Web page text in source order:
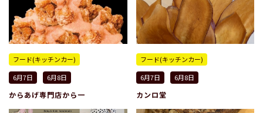
フード(キッチンカー)
6月7日
6月8日
からあげ専門店から一
フード(キッチンカー)
6月7日
6月8日
カンロ堂